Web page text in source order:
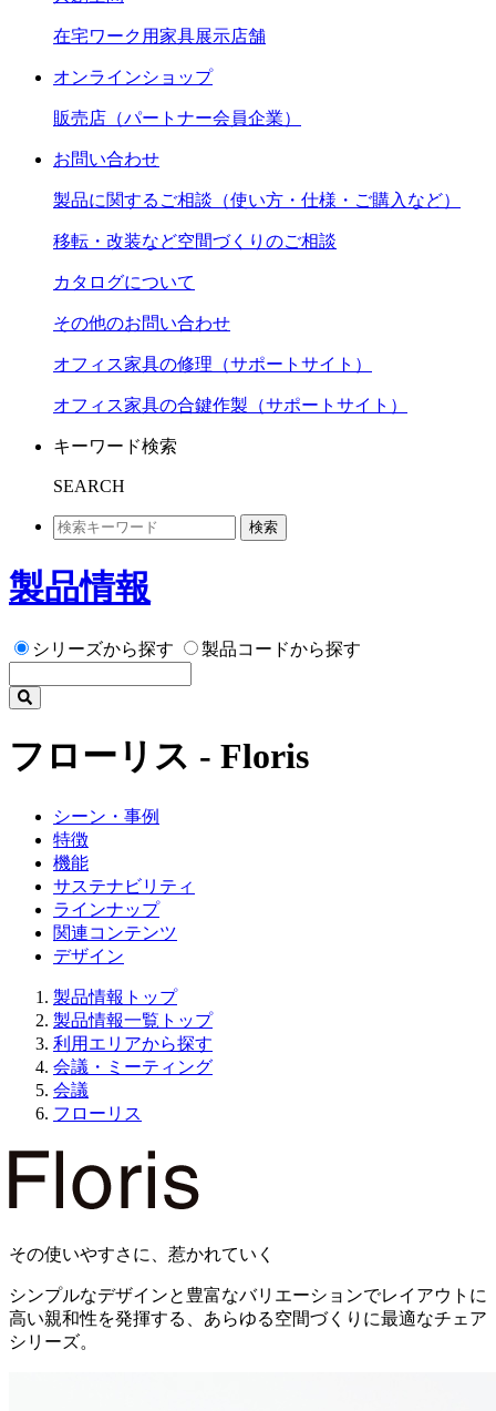
在宅ワーク用家具展示店舗
オンラインショップ
販売店（パートナー会員企業）
お問い合わせ
製品に関するご相談（使い方・仕様・ご購入など）
移転・改装など空間づくりのご相談
カタログについて
その他のお問い合わせ
オフィス家具の修理（サポートサイト）
オフィス家具の合鍵作製（サポートサイト）
キーワード検索
SEARCH
検索
製品情報
シリーズから探す 製品コードから探す
フローリス - Floris
シーン・事例
特徴
機能
サステナビリティ
ラインナップ
関連コンテンツ
デザイン
製品情報トップ
製品情報一覧トップ
利用エリアから探す
会議・ミーティング
会議
フローリス
その使いやすさに、惹かれていく
シンプルなデザインと豊富なバリエーションでレイアウトに
高い親和性を発揮する、あらゆる空間づくりに最適なチェア
シリーズ。